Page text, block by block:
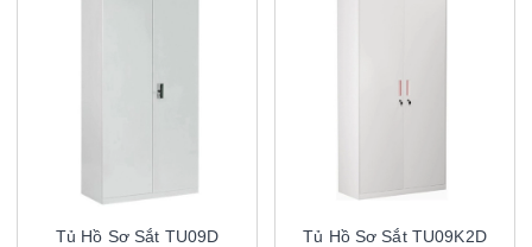
Tủ Hồ Sơ Sắt TU09D Tủ Hồ Sơ Sắt TU09K2D